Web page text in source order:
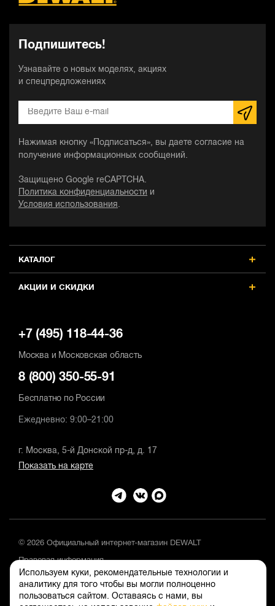
Используем куки, рекомендательные технологии и
аналитику для того чтобы вы могли полноценно
пользоваться сайтом. Оставаясь с нами, вы
КАТАЛОГ
АКЦИИ И СКИДКИ
Подпишитесь!
Узнавайте о новых моделях, акциях
и спецпредложениях
Нажимая кнопку «Подписаться», вы даете согласие на
получение информационных сообщений.
Защищено Google reCAPTCHA.
Политика конфиденциальности
и
Условия использования .
+7 (495) 118-44-36
Москва и Московская область
8 (800) 350-55-91
Бесплатно по России
Ежедневно: 9:00–21:00
г. Москва, 5-й Донской пр-д, д. 17
Показать на карте
© 2026 Официальный интернет-магазин DEWALT
Правовая информация
Положение об обработке и защите персональных данных